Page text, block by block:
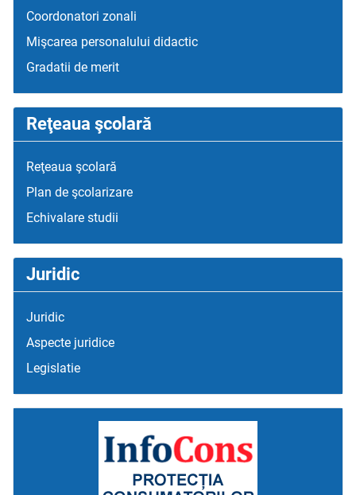
Coordonatori zonali
Mişcarea personalului didactic
Gradatii de merit
Reţeaua şcolară
Reţeaua şcolară
Plan de şcolarizare
Echivalare studii
Juridic
Juridic
Aspecte juridice
Legislatie